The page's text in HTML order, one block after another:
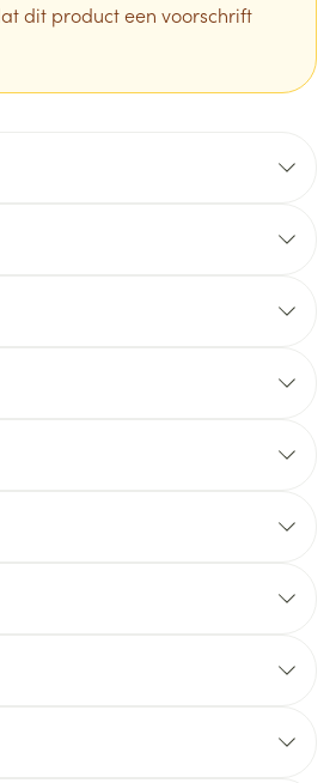
dit product een voorschrift